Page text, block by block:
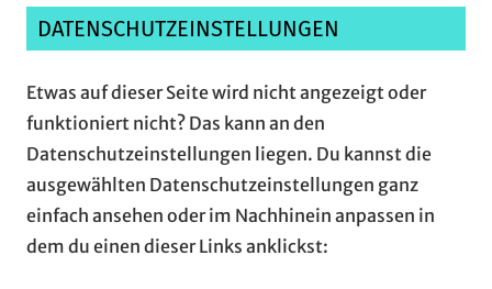
DATENSCHUTZEINSTELLUNGEN
Etwas auf dieser Seite wird nicht angezeigt oder
funktioniert nicht? Das kann an den
Datenschutzeinstellungen liegen. Du kannst die
ausgewählten Datenschutzeinstellungen ganz
einfach ansehen oder im Nachhinein anpassen in
dem du einen dieser Links anklickst: